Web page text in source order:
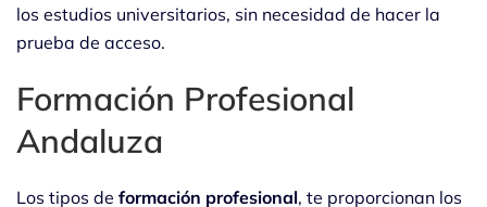
los estudios universitarios, sin necesidad de hacer la
prueba de acceso.
Formación Profesional
Andaluza
Los tipos de formación profesional, te proporcionan los